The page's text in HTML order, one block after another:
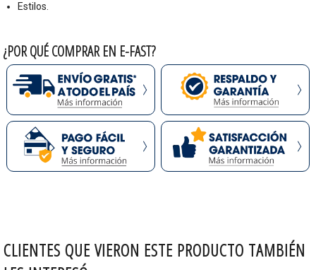
Estilos.
¿POR QUÉ COMPRAR EN E-FAST?
CLIENTES QUE VIERON ESTE PRODUCTO TAMBIÉN